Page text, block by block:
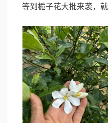
等到栀子花大批来袭，